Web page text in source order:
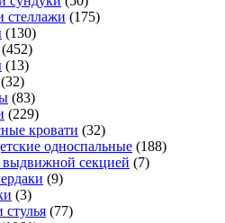
стеллажи (175)
(130)
(452)
(13)
(32)
(83)
(229)
кровати (32)
односпальные (188)
выдвижной секцией (7)
(9)
(3)
стулья (77)